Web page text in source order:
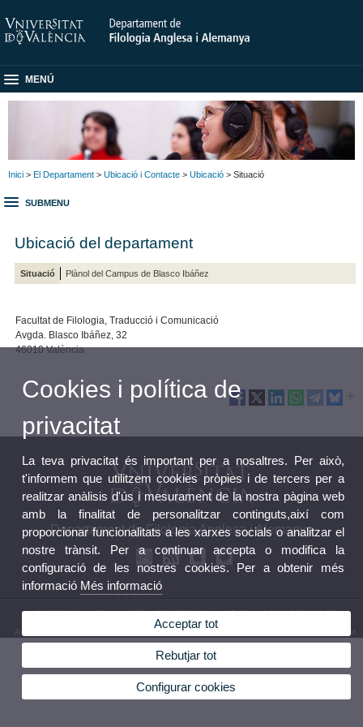
MENÚ
Inici > El Departament > Ubicació i Contacte > Ubicació > Situació
SUBMENU
Ubicació del departament
Situació Plànol del Campus de Blasco Ibáñez
Facultat de Filologia, Traducció i Comunicació
Avgda. Blasco Ibáñez, 32
46010 València
Departament de Filologia Anglesa i Alemanya
© 2026 UV. - Av. Blasco Ibáñez, 32 46010 València.Telèfon: (+34) 96 386 42 62
Avís legal |Cookies Bústia Departament
Cookies i política de
privacitat
La teva privacitat és important per a nosaltres. Per això,
t'informem que utilitzem cookies pròpies i de tercers per a
realitzar anàlisis d'ús i mesurament de la nostra pàgina web
amb la finalitat de personalitzar continguts,així com
proporcionar funcionalitats a les xarxes socials o analitzar el
nostre trànsit. Per a continuar accepta o modifica la
configuració de les nostres cookies. Per a obtenir més
informació Més informació
Acceptar tot
Rebutjar tot
Configurar cookies